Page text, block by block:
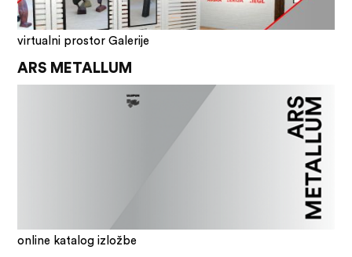
virtualni prostor Galerije
ARS METALLUM
online katalog izložbe